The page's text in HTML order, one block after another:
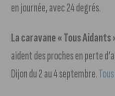
en journée, avec 24 degrés.
La caravane « Tous Aidants
aident des proches en perte
Dijon du 2 au 4 septembre.